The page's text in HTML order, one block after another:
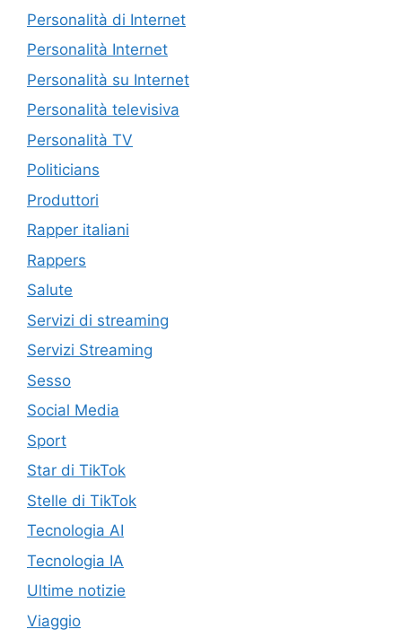
Personalità di Internet
Personalità Internet
Personalità su Internet
Personalità televisiva
Personalità TV
Politicians
Produttori
Rapper italiani
Rappers
Salute
Servizi di streaming
Servizi Streaming
Sesso
Social Media
Sport
Star di TikTok
Stelle di TikTok
Tecnologia AI
Tecnologia IA
Ultime notizie
Viaggio